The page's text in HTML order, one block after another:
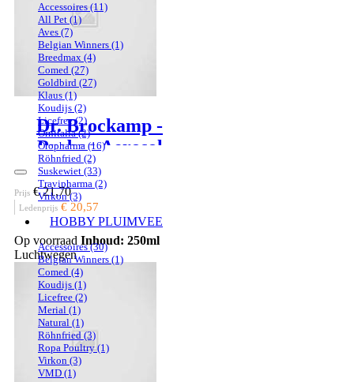
Accessoires (11)
All Pet (1)
Aves (7)
Belgian Winners (1)
Breedmax (4)
Comed (27)
Goldbird (27)
Klaus(1)
Koudijs (2)
Licefree(2)
Ornitalia(2)
Oropharma (16)
Röhnfried (2)
Suskewiet (33)
Travipharma (2)
Virkon(3)
HOBBY PLUIMVEE
Accessoires(30)
Belgian Winners(1)
Comed (4)
Koudijs (1)
Licefree (2)
Merial (1)
Natural (1)
Röhnfried(3)
Ropa Poultry(1)
Virkon (3)
VMD (1)
Dr. Brockamp -
Probac Aerosol
Prijs € 21,70
Ledenprijs € 20,57
Op voorraad Inhoud: 250ml
Luchtwegen